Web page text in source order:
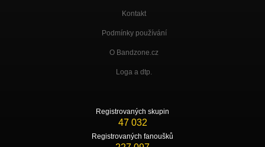
Kontakt
Podmínky používání
O Bandzone.cz
Loga a dtp.
Registrovaných skupin
47 032
Registrovaných fanoušků